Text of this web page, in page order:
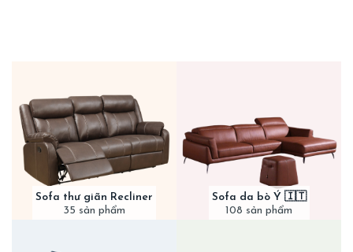
Sofa thư giãn Recliner
35 sản phẩm
Sofa da bò Ý 🇮🇹
108 sản phẩm